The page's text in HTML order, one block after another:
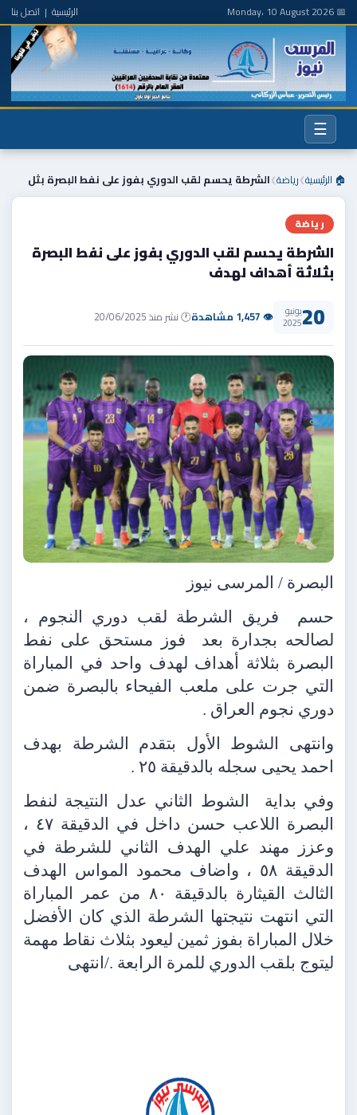
📅 Monday، 10 August 2026 الرئيسية | اتصل بنا
☰
🏠 الرئيسية❯رياضة❯الشرطة يحسم لقب الدوري بفوز على نفط البصرة بثل
رياضة
الشرطة يحسم لقب الدوري بفوز على نفط البصرة
بثلاثة أهداف لهدف
20يونيو
2025 👁 1,457 مشاهدة 🕐 نشر منذ 20/06/2025
البصرة / المرسى نيوز
حسم
فريق الشرطة لقب دوري النجوم ،
لصالحه بجدارة بعد
فوز مستحق على نفط
البصرة بثلاثة أهداف لهدف واحد في المباراة
التي جرت على ملعب الفيحاء بالبصرة ضمن
دوري نجوم العراق .
وانتهى الشوط الأول بتقدم الشرطة بهدف
احمد يحيى سجله بالدقيقة ٢٥ .
وفي بداية
الشوط الثاني عدل النتيجة لنفط
البصرة اللاعب حسن داخل في الدقيقة ٤٧ ،
وعزز مهند علي الهدف الثاني للشرطة في
الدقيقة ٥٨ ، واضاف محمود المواس الهدف
الثالث القيثارة بالدقيقة ٨٠ من عمر المباراة
التي انتهت نتيجتها الشرطة الذي كان الأفضل
خلال المباراة بفوز ثمين ليعود بثلاث نقاط مهمة
ليتوج بلقب الدوري للمرة الرابعة ./انتهى